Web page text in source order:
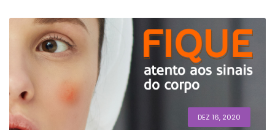
DEZ 16, 2020